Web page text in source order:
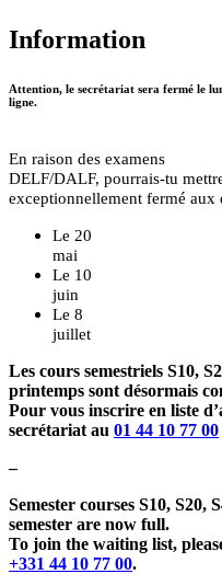
Information
Attention, le secrétariat sera fermé le
ligne.
En raison des examens
DELF/DALF, pourrais-tu
exceptionnellement fermé aux
Le 20
mai
Le 10
juin
Le 8
juillet
Les cours semestriels S10,
printemps sont désormais
Pour vous inscrire en liste
secrétariat au 01 44 10 77 00
–
Semester courses S10,
semester are now full.
To join the waiting list,
+331 44 10 77 00.